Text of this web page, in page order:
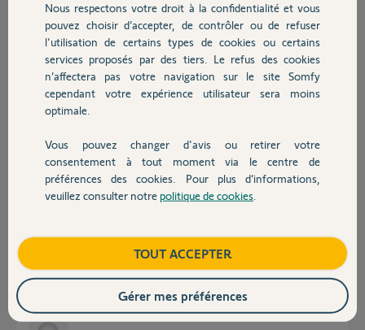
Chauffage
Autres produits
Devis avec un pro
Contact
Participer au fil de discussion
Réponses
Bonjour,
Est-ce que le volet réagit par un bref mouvement montée/descente lors
de la remise à zéro (coupure 2/8/2") ?
il y a presque 11 ans
merci de votre réponse rapide,
j'ai effectué plusieurs fois la manipulation, il me semble que le volet réagit
Nous respectons votre droit à la confidentialité et vous
pouvez choisir d’accepter, de contrôler ou de refuser
l'utilisation de certains types de cookies ou certains
services proposés par des tiers. Le refus des cookies
n’affectera pas votre navigation sur le site Somfy
cependant votre expérience utilisateur sera moins
optimale.
Vous pouvez changer d'avis ou retirer votre
consentement à tout moment via le centre de
préférences des cookies. Pour plus d’informations,
veuillez consulter notre politique de cookies
TOUT ACCEPTER
Gérer mes préférences